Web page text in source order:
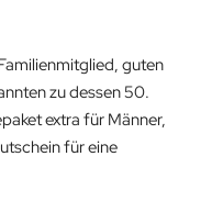
guten
zu dessen 50.
extra für Männer,
für eine